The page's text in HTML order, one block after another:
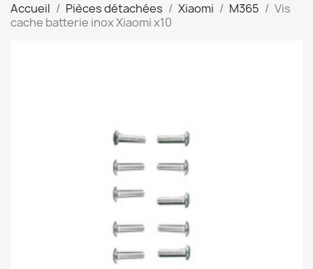
Accueil Pièces détachées Xiaomi M365
Vis
cache batterie inox Xiaomi x10